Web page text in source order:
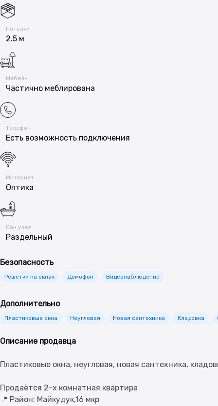
Потолки
2.5 м
Мебель
Частично меблирована
Телефон
Есть возможность подключения
Интернет
Оптика
Сан.узел
Раздельный
Безопасность
Решетки на окнах Домофон Видеонаблюдение
Дополнительно
Пластиковые окна Неугловая Новая сантехника Кладовка
Описание продавца
Пластиковые окна, неугловая, новая сантехника,
Продаётся 2-х комнатная квартира
📍 Район: Майкудук,16 мкр